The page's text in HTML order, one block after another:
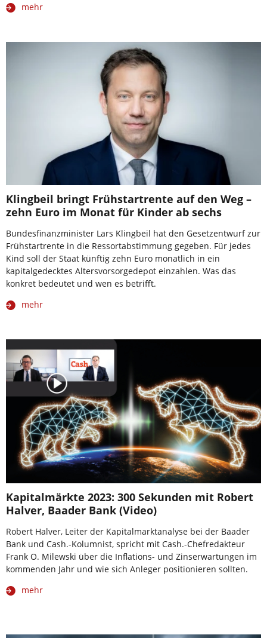
mehr
Klingbeil bringt Frühstartrente auf den Weg –
zehn Euro im Monat für Kinder ab sechs
Bundesfinanzminister Lars Klingbeil hat den Gesetzentwurf zur
Frühstartrente in die Ressortabstimmung gegeben. Für jedes
Kind soll der Staat künftig zehn Euro monatlich in ein
kapitalgedecktes Altersvorsorgedepot einzahlen. Was das
konkret bedeutet und wen es betrifft.
mehr
Kapitalmärkte 2023: 300 Sekunden mit Robert
Halver, Baader Bank (Video)
Robert Halver, Leiter der Kapitalmarktanalyse bei der Baader
Bank und Cash.-Kolumnist, spricht mit Cash.-Chefredakteur
Frank O. Milewski über die Inflations- und Zinserwartungen im
kommenden Jahr und wie sich Anleger positionieren sollten.
mehr